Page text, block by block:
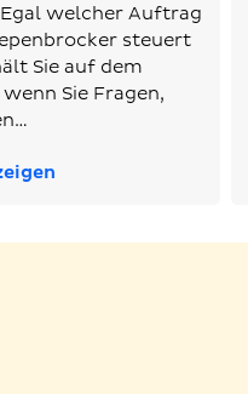
welcher Auftrag
steuert
Sie auf dem
Sie Fragen,